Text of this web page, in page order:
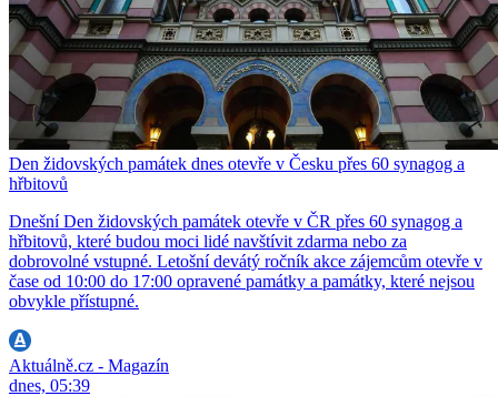
Den židovských památek dnes otevře v Česku přes 60 synagog a
hřbitovů
Dnešní Den židovských památek otevře v ČR přes 60 synagog a
hřbitovů, které budou moci lidé navštívit zdarma nebo za
dobrovolné vstupné. Letošní devátý ročník akce zájemcům otevře v
čase od 10:00 do 17:00 opravené památky a památky, které nejsou
obvykle přístupné.
Aktuálně.cz - Magazín
dnes, 05:39